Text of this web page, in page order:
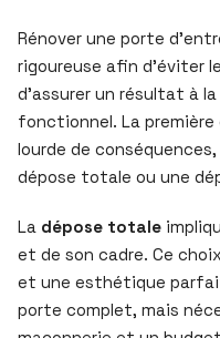
Rénover une porte
rigoureuse afin d’éviter
d’assurer un résultat à
fonctionnel. La
lourde de
dépose totale ou une
La dépose totale
et de son cadre. Ce
et une esthétique
porte complet, mais